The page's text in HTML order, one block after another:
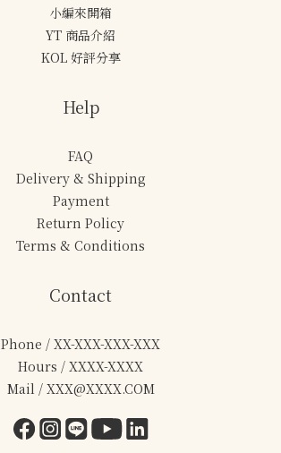
小編來開箱
YT 商品介紹
KOL 好評分享
Help
FAQ
Delivery & Shipping
Payment
Return Policy
Terms & Conditions
Contact
Phone / XX-XXX-XXX-XXX
Hours / XXXX-XXXX
Mail / XXX@XXXX.COM